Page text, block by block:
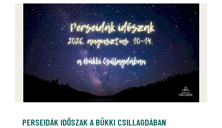
PERSEIDÁK IDŐSZAK A BÜKKI CSILLAGDÁBAN